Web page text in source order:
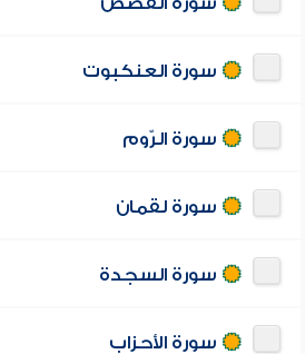
سورة العنكبوت
سورة الرّوم
سورة لقمان
سورة السجدة
سورة الأحزاب